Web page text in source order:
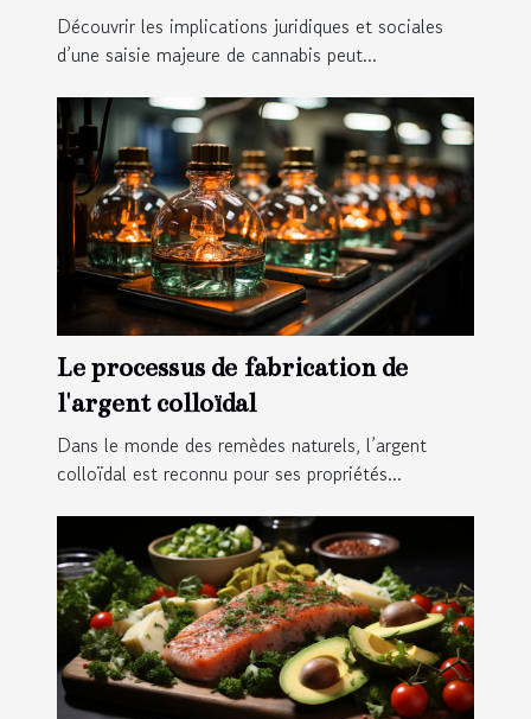
de résine de cannabis à Toulouse
Découvrir les implications juridiques et sociales
d’une saisie majeure de cannabis peut...
Le processus de fabrication de
l'argent colloïdal
Dans le monde des remèdes naturels, l’argent
colloïdal est reconnu pour ses propriétés...